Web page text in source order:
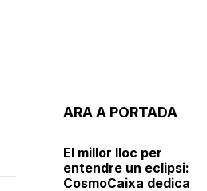
ARA A PORTADA
El millor lloc per
entendre un eclipsi:
CosmoCaixa dedica